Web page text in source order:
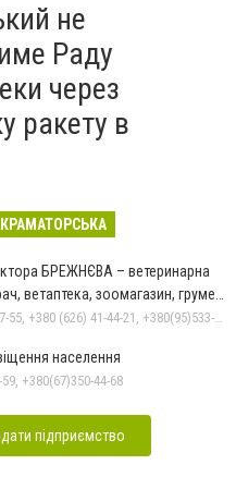
не
Раду
через
ракету в
БРЕЖНЄВА – ветеринарна
ветаптека, зоомагазин, грумер,
+380 (50) 695-37-55, +380 (626) 41-44-21, +380(95)533-90-03
населення
+380(67)350-44-68
підприємство